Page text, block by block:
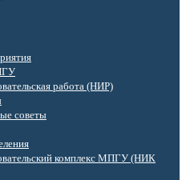
работа (НИР)
советы
комплекс МПГУ (НИК